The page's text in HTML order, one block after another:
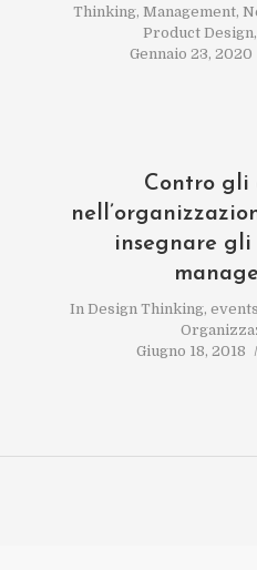
Thinking, Management,
Product Design,
Gennaio 23, 2020
Contro gli
insegnare
In Design Thinking, events
Giugno 18, 2018